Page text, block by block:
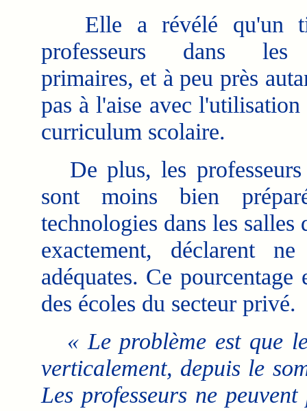
Elle a révélé qu'un
professeurs dans les
primaires, et à peu près
pas à l'aise avec
curriculum scolaire.
De plus, les professeurs
sont moins bien
technologies dans les
exactement, déclarent
adéquates. Ce
des écoles du secteur privé.
« Le problème est que
verticalement, depuis le
Les professeurs ne